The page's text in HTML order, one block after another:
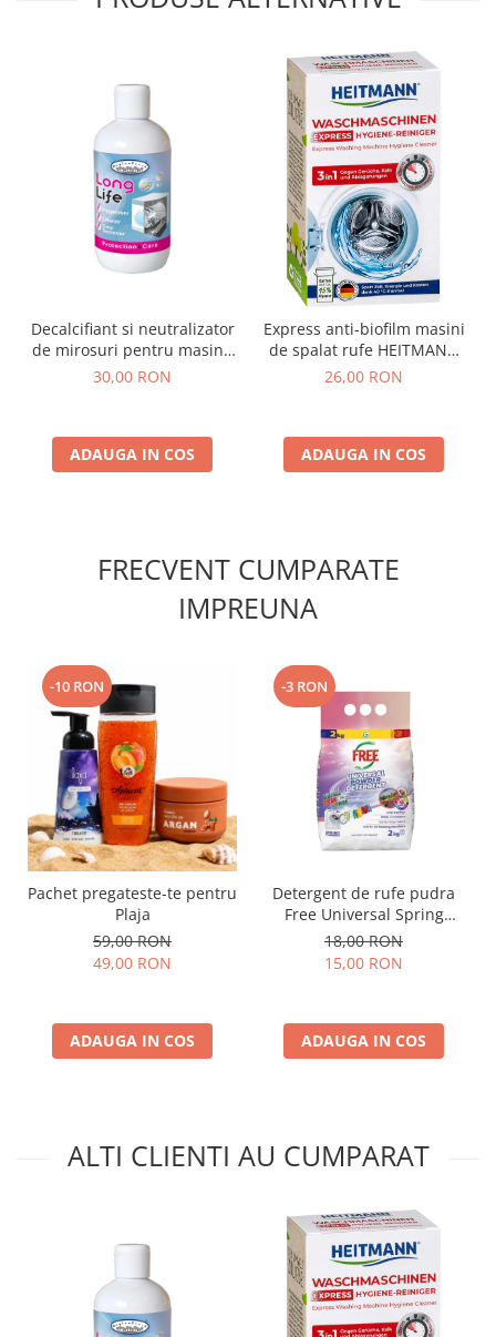
Decalcifiant si neutralizator
de mirosuri pentru masina
de spalat rufe, Long Life,
30,00 RON
ADAUGA IN COS
Express anti-biofilm masini
de spalat rufe HEITMANN
250 g
26,00 RON
ADAUGA IN COS
FRECVENT CUMPARATE
IMPREUNA
-10 RON
Pachet pregateste-te pentru
Plaja
59,00 RON
49,00 RON
ADAUGA IN COS
-3 RON
Detergent de rufe pudra
Free Universal Spring
Flowers 2 kg
18,00 RON
15,00 RON
ADAUGA IN COS
ALTI CLIENTI AU CUMPARAT